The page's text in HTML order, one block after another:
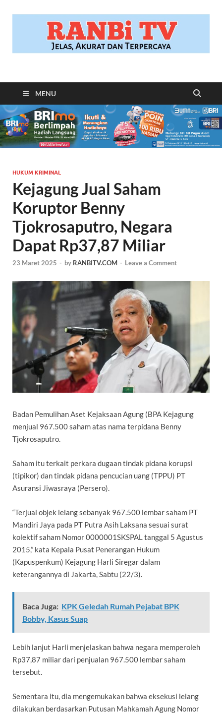
RANBITV.COM
MENU
HUKUM KRIMINAL
Kejagung Jual Saham
Koruptor Benny
Tjokrosaputro, Negara
Dapat Rp37,87 Miliar
23 Maret 2025 - by RANBITV.COM - Leave a Comment
Badan Pemulihan Aset Kejaksaan Agung (BPA Kejagung
menjual 967.500 saham atas nama terpidana Benny
Tjokrosaputro.
Saham itu terkait perkara dugaan tindak pidana korupsi
(tipikor) dan tindak pidana pencucian uang (TPPU) PT
Asuransi Jiwasraya (Persero).
“Terjual objek lelang sebanyak 967.500 lembar saham PT
Mandiri Jaya pada PT Putra Asih Laksana sesuai surat
kolektif saham Nomor 0000001SKSPAL tanggal 5 Agustus
2015,” kata Kepala Pusat Penerangan Hukum
(Kapuspenkum) Kejagung Harli Siregar dalam
keterangannya di Jakarta, Sabtu (22/3).
Baca Juga: KPK Geledah Rumah Pejabat BPK
Bobby, Kasus Suap
Lebih lanjut Harli menjelaskan bahwa negara memperoleh
Rp37,87 miliar dari penjualan 967.500 lembar saham
tersebut.
Sementara itu, dia mengemukakan bahwa eksekusi lelang
dilakukan berdasarkan Putusan Mahkamah Agung Nomor